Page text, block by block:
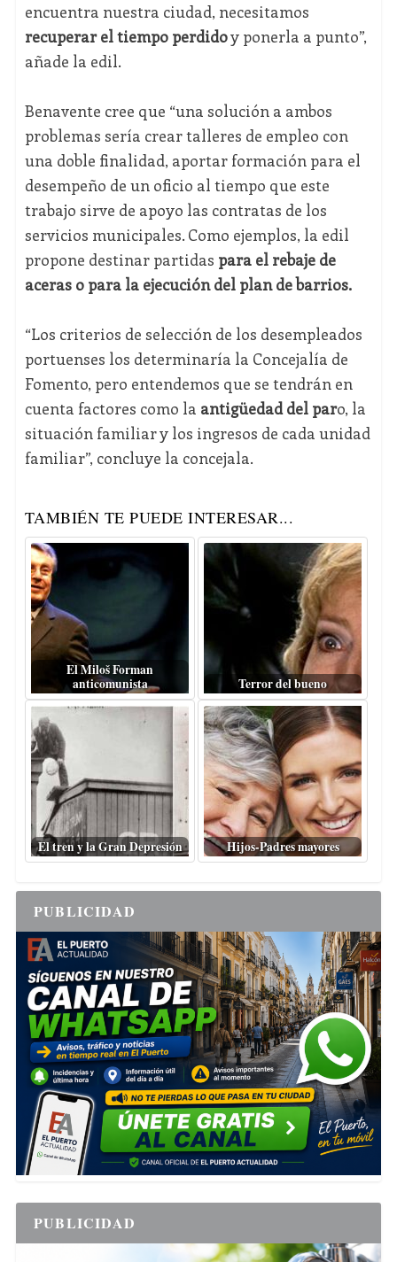
encuentra nuestra ciudad, necesitamos
recuperar el tiempo perdidoy ponerla a punto”,
añade la edil.
Benavente cree que “una solución a ambos
problemas sería crear talleres de empleo con
una doble finalidad, aportar formación para el
desempeño de un oficio al tiempo que este
trabajo sirve de apoyo las contratas de los
servicios municipales. Como ejemplos, la edil
propone destinar partidas para el rebaje de
aceras o para la ejecución del plan de barrios.
“Los criterios de selección de los desempleados
portuenses los determinaría la Concejalía de
Fomento, pero entendemos que se tendrán en
cuenta factores como la antigüedad del paro, la
situación familiar y los ingresos de cada unidad
familiar”, concluye la concejala.
TAMBIÉN TE PUEDE INTERESAR...
El Miloš Forman
anticomunista
Terror del bueno
El tren y la Gran Depresión Hijos-Padres mayores
PUBLICIDAD
PUBLICIDAD